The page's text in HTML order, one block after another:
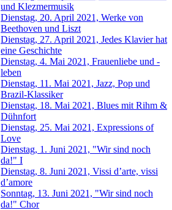
und Klezmermusik
Dienstag, 20. April 2021, Werke von
Beethoven und Liszt
Dienstag, 27. April 2021, Jedes Klavier hat
eine Geschichte
Dienstag, 4. Mai 2021, Frauenliebe und -
leben
Dienstag, 11. Mai 2021, Jazz, Pop und
Brazil-Klassiker
Dienstag, 18. Mai 2021, Blues mit Rihm &
Dühnfort
Dienstag, 25. Mai 2021, Expressions of
Love
Dienstag, 1. Juni 2021, "Wir sind noch
da!" I
Dienstag, 8. Juni 2021, Vissi d’arte, vissi
d’amore
Sonntag, 13. Juni 2021, "Wir sind noch
da!" Chor